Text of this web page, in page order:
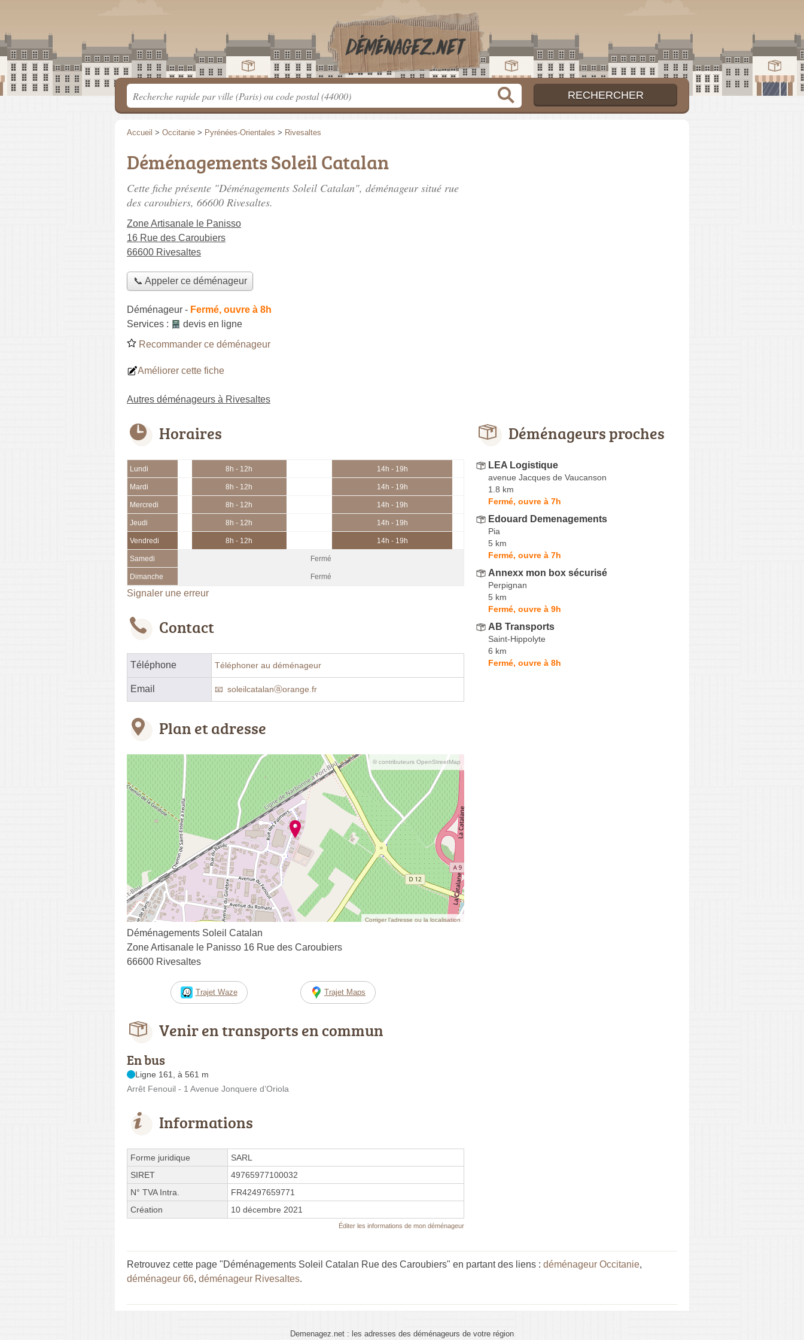
Accueil > Occitanie > Pyrénées-Orientales > Rivesaltes
Déménagements Soleil Catalan
Cette fiche présente "Déménagements Soleil Catalan", déménageur situé rue
des caroubiers, 66600 Rivesaltes.
Zone Artisanale le Panisso
16 Rue des Caroubiers
66600 Rivesaltes
📞 Appeler ce déménageur
Déménageur - Fermé, ouvre à 8h
Services :
devis en ligne
Recommander ce déménageur
Améliorer cette fiche
Autres déménageurs à Rivesaltes
Horaires
Lundi 8h - 12h 14h - 19h
Mardi 8h - 12h 14h - 19h
Mercredi 8h - 12h 14h - 19h
Jeudi 8h - 12h 14h - 19h
Vendredi 8h - 12h 14h - 19h
Samedi Fermé
Dimanche Fermé
Signaler une erreur
Contact
Téléphone Téléphoner au déménageur
Email soleilcatalanⓐorange.fr
Plan et adresse
© contributeurs OpenStreetMap
Corriger l’adresse ou la localisation
Déménagements Soleil Catalan
Zone Artisanale le Panisso 16 Rue des Caroubiers
66600 Rivesaltes
Trajet Waze Trajet Maps
Venir en transports en commun
En bus
Ligne 161, à 561 m
Arrêt Fenouil - 1 Avenue Jonquere d’Oriola
Informations
Forme juridique
SARL
SIRET
49765977100032
N° TVA Intra.
FR42497659771
Création
10 décembre 2021
Éditer les informations de mon déménageur
Déménageurs proches
LEA Logistique
avenue Jacques de Vaucanson
1.8 km
Fermé, ouvre à 7h
Edouard Demenagements
Pia
5 km
Fermé, ouvre à 7h
Annexx mon box sécurisé
Perpignan
5 km
Fermé, ouvre à 9h
AB Transports
Saint-Hippolyte
6 km
Fermé, ouvre à 8h
Retrouvez cette page "Déménagements Soleil Catalan Rue des Caroubiers" en partant des liens : déménageur Occitanie,
déménageur 66, déménageur Rivesaltes.
Demenagez.net : les adresses des déménageurs de votre région